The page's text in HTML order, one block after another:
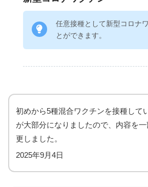
任意接種として新型コロナ
とができます。
初めから5種混合ワクチンを接種して
が大部分になりましたので、内容を
更しました。
2025年9月4日